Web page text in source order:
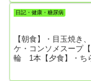
きなの？ 血糖値や
スリン注射をした方
動療法・薬物治療を
人...
日記・健康・糖尿病
【朝食】・目玉焼き
ケ・コンソメスープ
輪 1本【夕食】・ち